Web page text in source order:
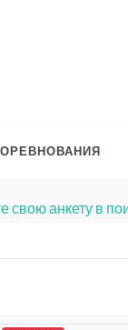
свою анкету в